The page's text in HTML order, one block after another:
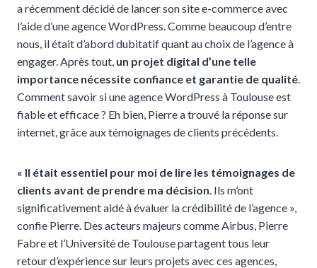
a récemment décidé de lancer son site e-commerce avec
l’aide d’une agence WordPress. Comme beaucoup d’entre
nous, il était d’abord dubitatif quant au choix de l’agence à
engager. Après tout, un projet digital d’une telle
importance nécessite confiance et garantie de qualité
Comment savoir si une agence WordPress à Toulouse est
fiable et efficace ? Eh bien, Pierre a trouvé la réponse sur
internet, grâce aux témoignages de clients précédents.
« Il était essentiel pour moi de lire les témoignages de
clients avant de prendre ma décision . Ils m’ont
significativement aidé à évaluer la crédibilité de l’agence »,
confie Pierre. Des acteurs majeurs comme Airbus, Pierre
Fabre et l’Université de Toulouse partagent tous leur
retour d’expérience sur leurs projets avec ces agences,